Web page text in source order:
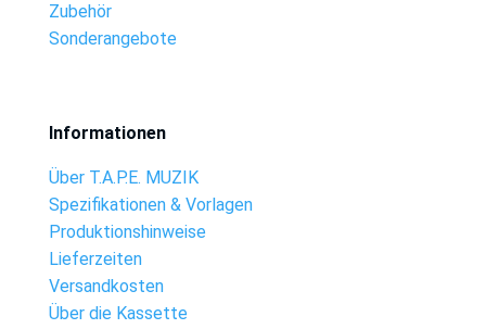
Zubehör
Sonderangebote
Informationen
Über T.A.P.E. MUZIK
Spezifikationen & Vorlagen
Produktionshinweise
Lieferzeiten
Versandkosten
Über die Kassette